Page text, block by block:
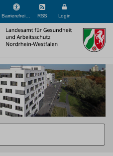
Barrierefreiheit RSS Login